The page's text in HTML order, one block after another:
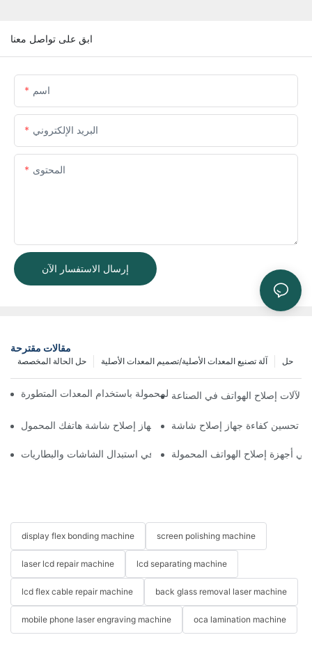
ابق على تواصل معنا
اسم
البريد الإلكتروني
المحتوى
إرسال الاستفسار الآن
مقالات مقترحة
حل آلة تصنيع المعدات الأصلية/تصميم المعدات الأصلية حل الحالة المخصصة
تحسين سير عمل إصلاح الهواتف المحمولة باستخدام المعدات المتطورة
لآلات إصلاح الهواتف في الصناعة
اختيار الملحقات المناسبة لجهاز إصلاح شاشة هاتفك المحمول
استخدامات أجهزة إصلاح الهواتف في استبدال الشاشات والبطاريات
في أجهزة إصلاح الهواتف المحمولة
display flex bonding machine screen polishing machine
laser lcd repair machine lcd separating machine
lcd flex cable repair machine back glass removal laser machine
mobile phone laser engraving machine oca lamination machine